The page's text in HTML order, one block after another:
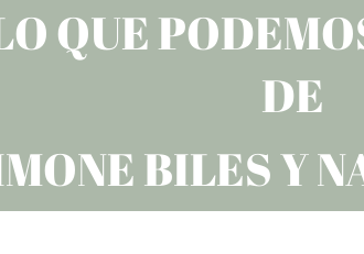
QUE
DE
BILES Y